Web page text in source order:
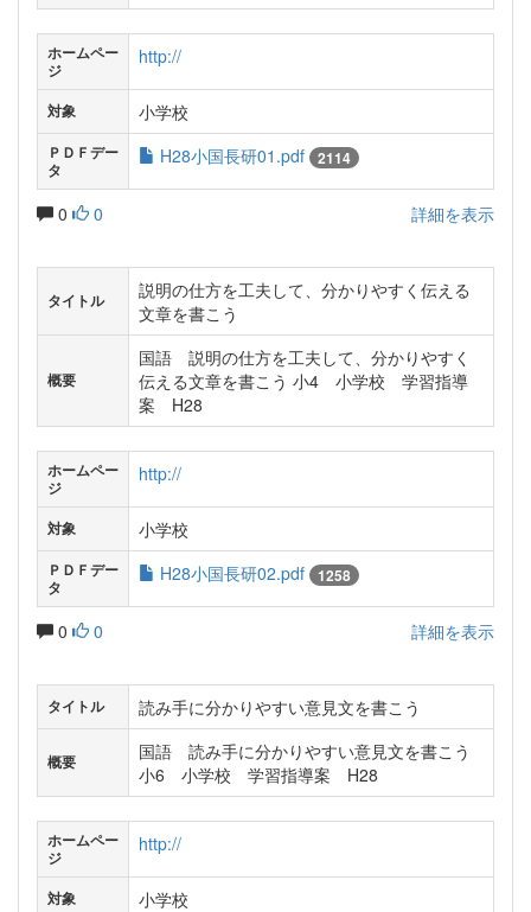
ホームペー
ジ
http://
対象 小学校
ＰＤＦデー
タ
H28小国長研01.pdf 2114
0 0 詳細を表示
タイトル
説明の仕方を工夫して、分かりやすく伝える
文章を書こう
概要
国語 説明の仕方を工夫して、分かりやすく
伝える文章を書こう 小4 小学校 学習指導
案 H28
ホームペー
ジ
http://
対象 小学校
ＰＤＦデー
タ
H28小国長研02.pdf 1258
0 0 詳細を表示
タイトル 読み手に分かりやすい意見文を書こう
概要
国語 読み手に分かりやすい意見文を書こう
小6 小学校 学習指導案 H28
ホームペー
ジ
http://
対象 小学校